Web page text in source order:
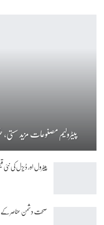
پیٹرولیم مصنوعات مزید
پیٹرول اور ڈیزل کی نئی
صحت دشمن عناصر کے